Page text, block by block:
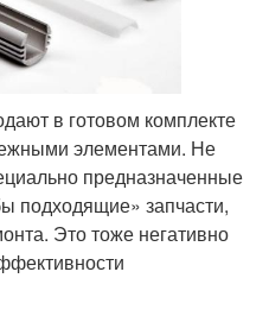
в готовом комплекте
элементами. Не
предназначенные
подходящие» запчасти,
Это тоже негативно